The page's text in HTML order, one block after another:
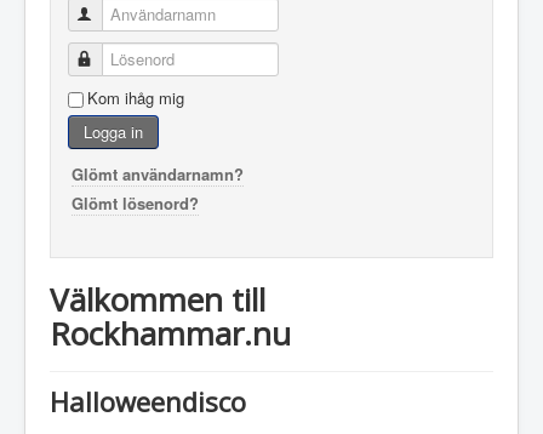
Användarnamn
Lösenord
Kom ihåg mig
Logga in
Glömt användarnamn?
Glömt lösenord?
Välkommen till
Rockhammar.nu
Halloweendisco